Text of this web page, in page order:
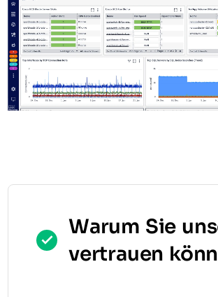
Warum Sie
vertrauen